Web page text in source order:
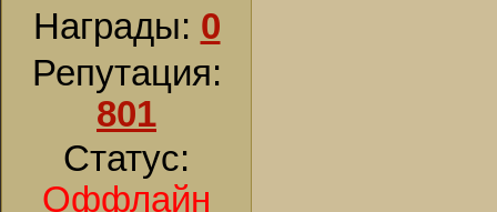
Награды: 0
Репутация:
801
Статус:
Оффлайн